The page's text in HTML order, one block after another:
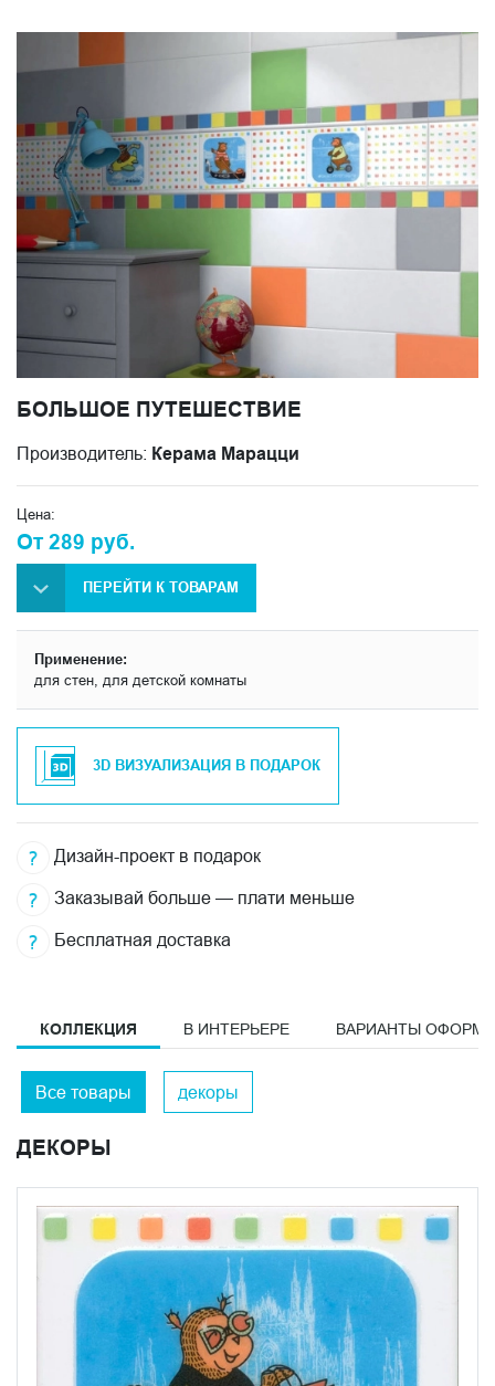
БОЛЬШОЕ ПУТЕШЕСТВИЕ
Производитель: Керама Марацци
Цена:
От 289 руб.
ПЕРЕЙТИ К ТОВАРАМ
Применение:
для стен, для детской комнаты
3D ВИЗУАЛИЗАЦИЯ В ПОДАРОК
Дизайн-проект в подарок
Заказывай больше — плати меньше
Бесплатная доставка
КОЛЛЕКЦИЯ В ИНТЕРЬЕРЕ ВАРИАНТЫ
Все товары декоры
ДЕКОРЫ